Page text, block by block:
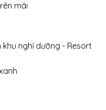
mái
nghỉ dưỡng - Resort